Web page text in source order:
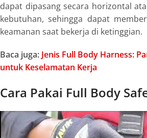
dapat dipasang secara horizontal
kebutuhan, sehingga dapat
keamanan saat bekerja di ketinggian.
Baca juga: Jenis Full Body Harness:
untuk Keselamatan Kerja
Cara Pakai Full Body